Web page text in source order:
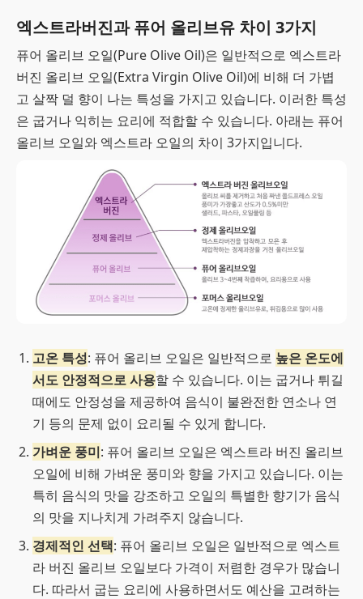
엑스트라버진과 퓨어 올리브유 차이 3가지
퓨어 올리브 오일(Pure Olive Oil)은 일반적으로 엑스트라
버진 올리브 오일(Extra Virgin Olive Oil)에 비해 더 가볍
고 살짝 덜 향이 나는 특성을 가지고 있습니다. 이러한 특성
은 굽거나 익히는 요리에 적합할 수 있습니다. 아래는 퓨어
올리브 오일와 엑스트라 오일의 차이 3가지입니다.
고온 특성: 퓨어 올리브 오일은 일반적으로 높은 온도에
서도 안정적으로 사용할 수 있습니다. 이는 굽거나 튀길
때에도 안정성을 제공하여 음식이 불완전한 연소나 연
기 등의 문제 없이 요리될 수 있게 합니다.
가벼운 풍미: 퓨어 올리브 오일은 엑스트라 버진 올리브
오일에 비해 가벼운 풍미와 향을 가지고 있습니다. 이는
특히 음식의 맛을 강조하고 오일의 특별한 향기가 음식
의 맛을 지나치게 가려주지 않습니다.
경제적인 선택: 퓨어 올리브 오일은 일반적으로 엑스트
라 버진 올리브 오일보다 가격이 저렴한 경우가 많습니
다. 따라서 굽는 요리에 사용하면서도 예산을 고려하는